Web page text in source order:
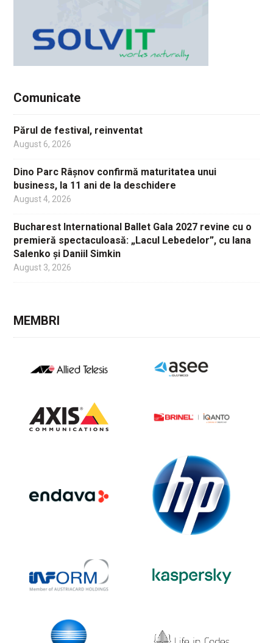
Comunicate
Părul de festival, reinventat
August 6, 2026
Dino Parc Râșnov confirmă maturitatea unui
business, la 11 ani de la deschidere
August 4, 2026
Bucharest International Ballet Gala 2027 revine cu o
premieră spectaculoasă: „Lacul Lebedelor”, cu Iana
Salenko și Daniil Simkin
August 3, 2026
MEMBRI